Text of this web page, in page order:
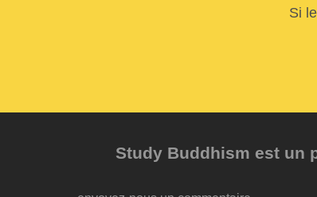
Si
Study Buddhism est un